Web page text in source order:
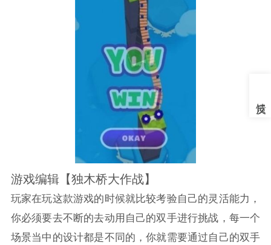
游戏编辑【独木桥大作战】
玩家在玩这款游戏的时候就比较考验自己的灵活能力，
你必须要去不断的去动用自己的双手进行挑战，每一个
场景当中的设计都是不同的，你就需要通过自己的双手